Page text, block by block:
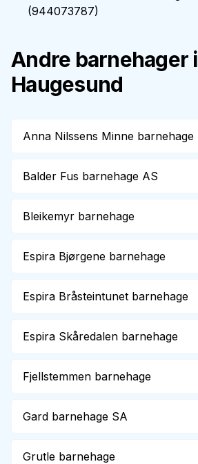
(944073787)
Andre barnehager i
Haugesund
Anna Nilssens Minne barnehage
Balder Fus barnehage AS
Bleikemyr barnehage
Espira Bjørgene barnehage
Espira Bråsteintunet barnehage
Espira Skåredalen barnehage
Fjellstemmen barnehage
Gard barnehage SA
Grutle barnehage